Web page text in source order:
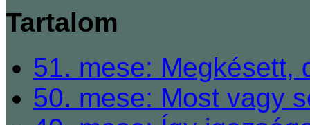
Tartalom
51. mese: Megkésett,
50. mese: Most vagy